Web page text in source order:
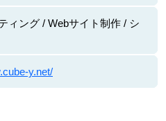
ィング / Webサイト制作 / シ
y.net/